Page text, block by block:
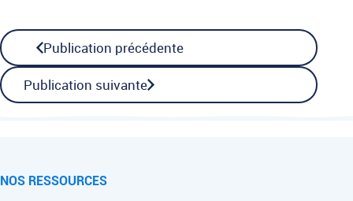
Publication précédente
Publication suivante
NOS RESSOURCES